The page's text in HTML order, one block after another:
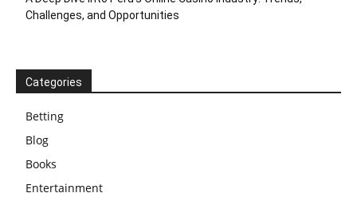
Challenges, and Opportunities
Categories
Betting
Blog
Books
Entertainment